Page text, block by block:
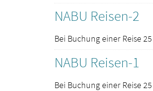
NABU Reisen-2
Bei Buchung einer Reise
NABU Reisen-1
Bei Buchung einer Reise